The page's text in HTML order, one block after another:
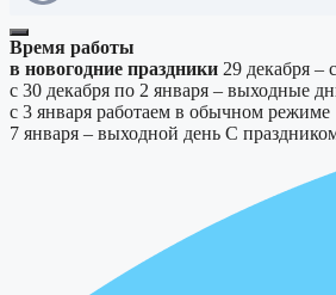
Время работы
в новогодние праздники 29 декабря –
с 30 декабря по 2 января – выходные
с 3 января работаем в обычном режиме
7 января – выходной день С